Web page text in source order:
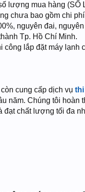
lượng mua hàng
chưa bao gồm chi
nguyên đai,
Tp. Hồ Chí Minh.
công lắp đặt máy lạnh
cung cấp dịch vụ thi
năm. Chúng tôi hoàn
đạt chất lượng tối đa